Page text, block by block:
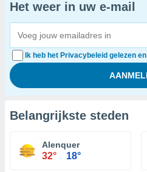
Het weer in uw e-mail
Ik heb het Privacybeleid gelezen
Belangrijkste steden
Alenquer
32° 18°